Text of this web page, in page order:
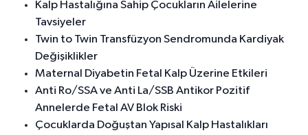
Kalp Hastalığına Sahip Çocukların Ailelerine
Tavsiyeler
Twin to Twin Transfüzyon Sendromunda Kardiyak
Değişiklikler
Maternal Diyabetin Fetal Kalp Üzerine Etkileri
Anti Ro/SSA ve Anti La/SSB Antikor Pozitif
Annelerde Fetal AV Blok Riski
Çocuklarda Doğuştan Yapısal Kalp Hastalıkları